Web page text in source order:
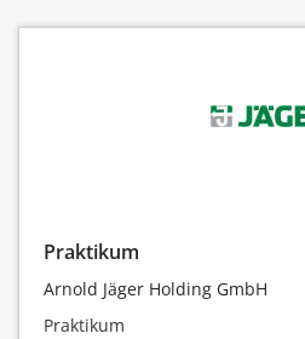
Praktikum
Arnold Jäger Holding GmbH
Praktikum